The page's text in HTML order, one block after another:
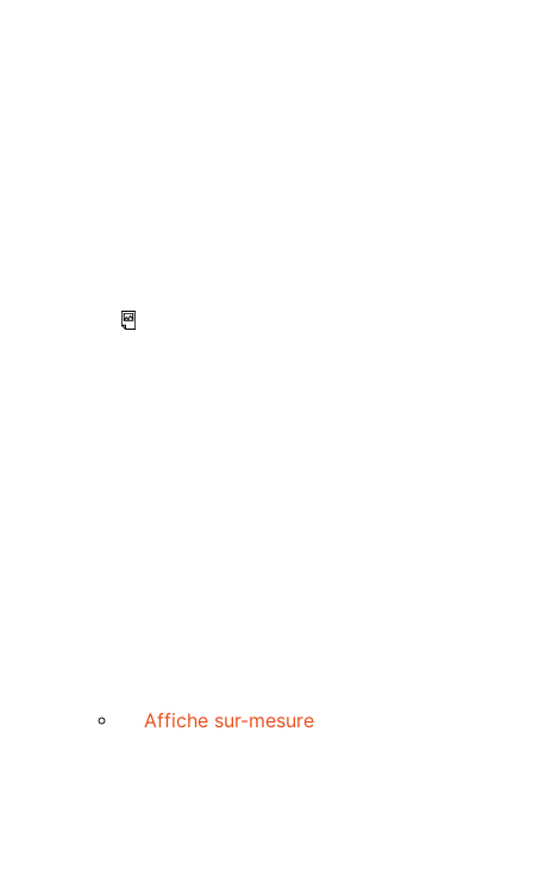
Affiche sur-mesure